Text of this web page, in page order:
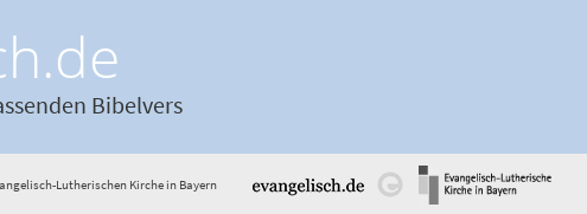
Bibelvers
Lutherischen Kirche in Bayern